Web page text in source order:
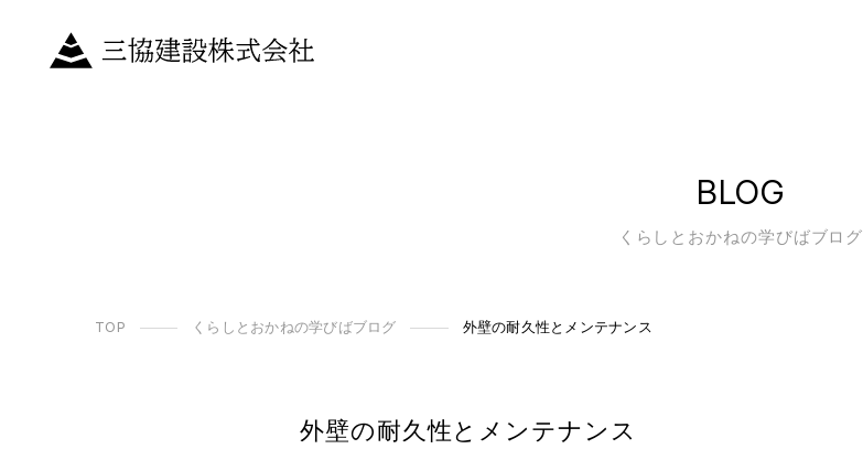
BLOG
くらしとおかねの学びばブログ
TOP くらしとおかねの学びばブログ 外壁の耐久性とメンテナンス
外壁の耐久性とメンテナンス